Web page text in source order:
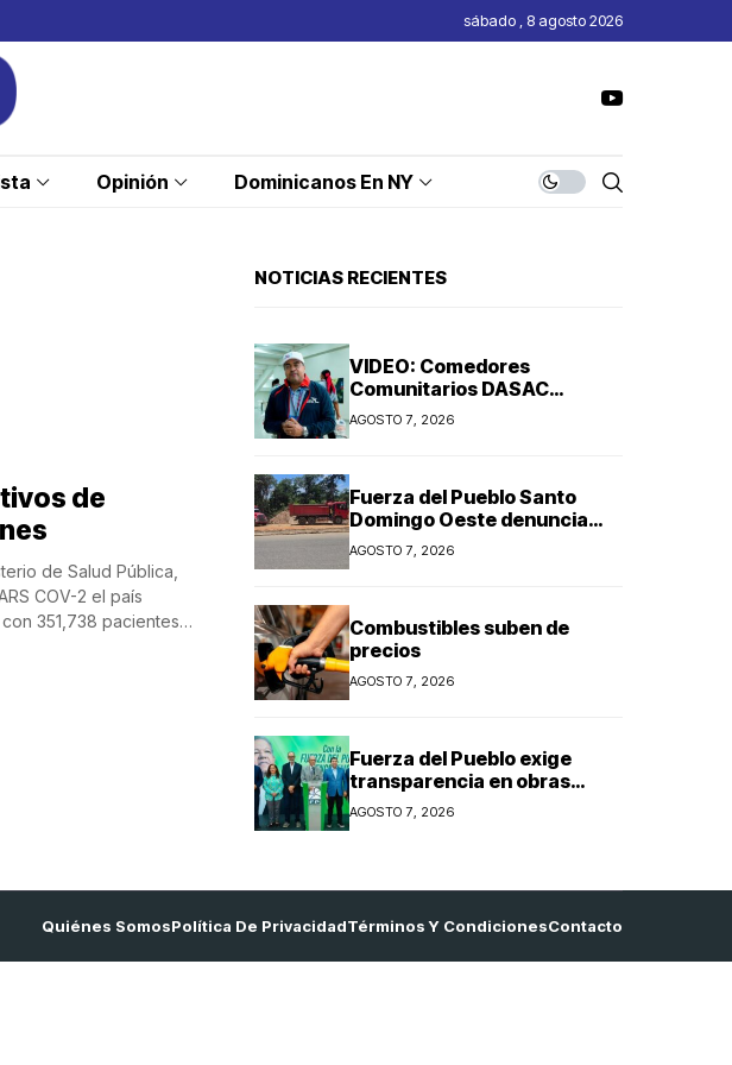
sábado , 8 agosto 2026
Opinión Dominicanos En NY
de
de Salud Pública,
COV-2 el país
351,738 pacientes
NOTICIAS RECIENTES
VIDEO: Comedores
Comunitarios DASAC
garantizan alimentación en
Juegos Centroamericanos y
AGOSTO 7, 2026
Fuerza del Pueblo Santo
Domingo Oeste denuncia
estafa gobierno PRM en
cobro peajes
AGOSTO 7, 2026
Combustibles suben de
precios
AGOSTO 7, 2026
Fuerza del Pueblo exige
transparencia en obras
viales
AGOSTO 7, 2026
Quiénes SomosPolítica De PrivacidadTérminos Y CondicionesContacto